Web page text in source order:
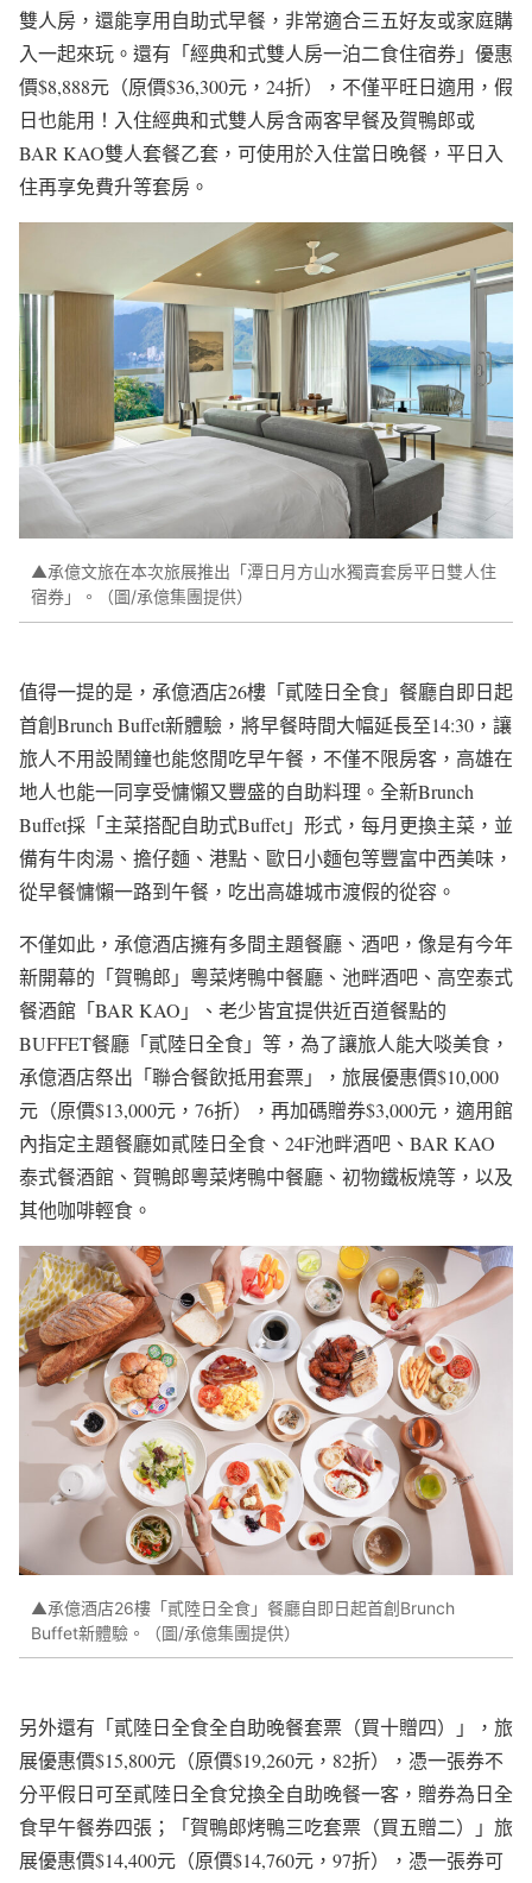
雙人房，還能享用自助式早餐，非常適合三五好友或家庭購
入一起來玩。還有「經典和式雙人房一泊二食住宿券」優惠
價$8,888元（原價$36,300元，24折），不僅平旺日適用，假
日也能用！入住經典和式雙人房含兩客早餐及賀鴨郎或
BAR KAO雙人套餐乙套，可使用於入住當日晚餐，平日入
住再享免費升等套房。
▲承億文旅在本次旅展推出「潭日月方山水獨賣套房平日雙人住
宿券」。（圖/承億集團提供）
值得一提的是，承億酒店26樓「貳陸日全食」餐廳自即日起
首創Brunch Buffet新體驗，將早餐時間大幅延長至14:30，讓
旅人不用設鬧鐘也能悠閒吃早午餐，不僅不限房客，高雄在
地人也能一同享受慵懶又豐盛的自助料理。全新Brunch
Buffet採「主菜搭配自助式Buffet」形式，每月更換主菜，並
備有牛肉湯、擔仔麵、港點、歐日小麵包等豐富中西美味，
從早餐慵懶一路到午餐，吃出高雄城市渡假的從容。
不僅如此，承億酒店擁有多間主題餐廳、酒吧，像是有今年
新開幕的「賀鴨郎」粵菜烤鴨中餐廳、池畔酒吧、高空泰式
餐酒館「BAR KAO」、老少皆宜提供近百道餐點的
BUFFET餐廳「貳陸日全食」等，為了讓旅人能大啖美食，
承億酒店祭出「聯合餐飲抵用套票」，旅展優惠價$10,000
元（原價$13,000元，76折），再加碼贈券$3,000元，適用館
內指定主題餐廳如貳陸日全食、24F池畔酒吧、BAR KAO
泰式餐酒館、賀鴨郎粵菜烤鴨中餐廳、初物鐵板燒等，以及
其他咖啡輕食。
▲承億酒店26樓「貳陸日全食」餐廳自即日起首創Brunch
Buffet新體驗。（圖/承億集團提供）
另外還有「貳陸日全食全自助晚餐套票（買十贈四）」，旅
展優惠價$15,800元（原價$19,260元，82折），憑一張券不
分平假日可至貳陸日全食兌換全自助晚餐一客，贈券為日全
食早午餐券四張；「賀鴨郎烤鴨三吃套票（買五贈二）」旅
展優惠價$14,400元（原價$14,760元，97折），憑一張券可